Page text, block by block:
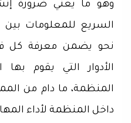
وهو ما يعني ضرورة
السريع للمعلومات بين
نحو يضمن معرفة كل
الأدوار التي يقوم
المنظمة، ما دام من
داخل المنظمة لأداء